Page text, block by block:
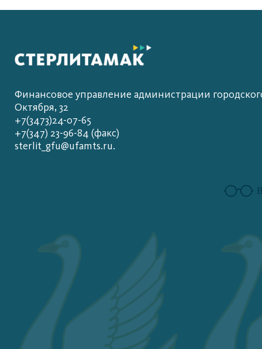
Финансовое управление администрации
Октября, 32
+7(3473)24-07-65
+7(347) 23-96-84 (факс)
sterlit_gfu@ufamts.ru.